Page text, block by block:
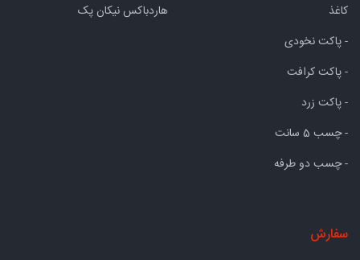
کاغذ
- پاکت نخودی
- پاکت کرافت
- پاکت زرد
- چسب 5 سانت
- چسب دو طرفه
هاردباکس نیکان پک
سفارش